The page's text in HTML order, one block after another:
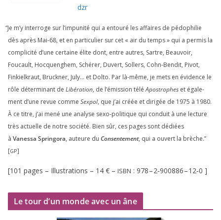
dzr
“Je m’y inter­roge sur l’impunité qui a entou­ré les affaires de pédo­phi­lie
dès après Mai-68, et en par­ti­cu­lier sur cet « air du temps » qui a per­mis la
com­pli­ci­té d’une cer­taine élite dont, entre autres, Sartre, Beauvoir,
Foucault, Hocquenghem, Schérer, Duvert, Sollers, Cohn-Bendit, Pivot,
Finkielkraut, Bruckner, July… et Dolto. Par là-même, je mets en évi­dence le
rôle déter­mi­nant de Libération, de l’émission téléApostrophes et éga­le­
ment d’une revue comme Sexpol, que j’ai créée et diri­gée de 1975 à 1980.
À ce titre, j’ai mené une ana­lyse sexo-poli­tique qui conduit à une lec­ture
très actuelle de notre socié­té. Bien sûr, ces pages sont dédiées
à Vanessa Springora, auteure du Consentement, qui a ouvert la brèche.”
[GP]
[101 pages – Illustrations – 14 € – ISBN : 978–2‑900886–12‑0 ]
Le tour d’un monde avec un âne